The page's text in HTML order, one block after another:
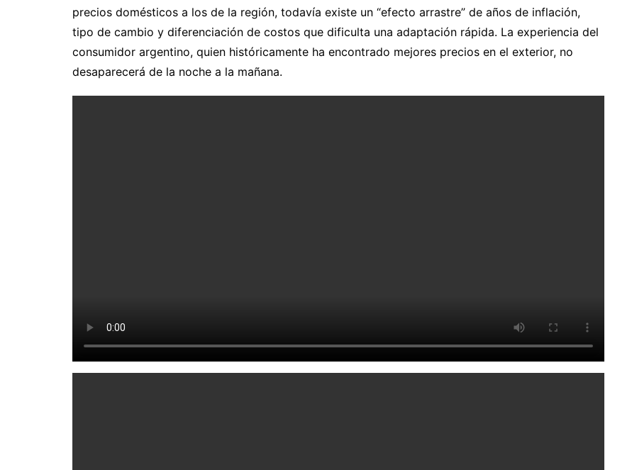
precios domésticos a los de la región, todavía existe un “efecto arrastre” de años de inflación,
tipo de cambio y diferenciación de costos que dificulta una adaptación rápida. La experiencia del
consumidor argentino, quien históricamente ha encontrado mejores precios en el exterior, no
desaparecerá de la noche a la mañana.